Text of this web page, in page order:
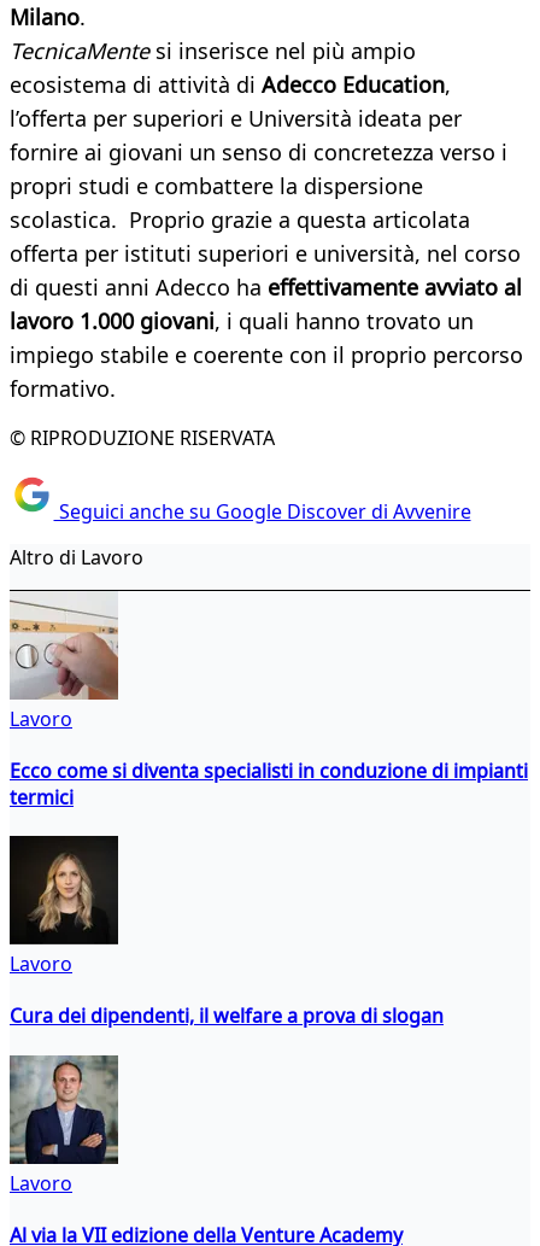
Milano.
TecnicaMentesi inserisce nel più ampio
ecosistema di attività di Adecco Education,
l’offerta per superiori e Università ideata per
fornire ai giovani un senso di concretezza verso i
propri studi e combattere la dispersione
scolastica. Proprio grazie a questa articolata
offerta per istituti superiori e università, nel corso
di questi anni Adecco ha effettivamente avviato al
lavoro 1.000 giovani, i quali hanno trovato un
impiego stabile e coerente con il proprio percorso
formativo.
© RIPRODUZIONE RISERVATA
Seguici anche su Google Discover di Avvenire
Altro di Lavoro
Lavoro
Ecco come si diventa specialisti in conduzione di impianti
termici
Lavoro
Cura dei dipendenti, il welfare a prova di slogan
Lavoro
Al via la VII edizione della Venture Academy